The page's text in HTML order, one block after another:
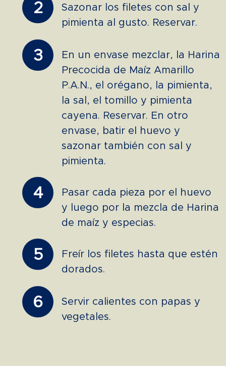
2
Sazonar los filetes con sal y
pimienta al gusto. Reservar.
3
En un envase mezclar, la Harina
Precocida de Maíz Amarillo
P.A.N., el orégano, la pimienta,
la sal, el tomillo y pimienta
cayena. Reservar. En otro
envase, batir el huevo y
sazonar también con sal y
pimienta.
4
Pasar cada pieza por el huevo
y luego por la mezcla de Harina
de maíz y especias.
5
Freír los filetes hasta que estén
dorados.
6
Servir calientes con papas y
vegetales.